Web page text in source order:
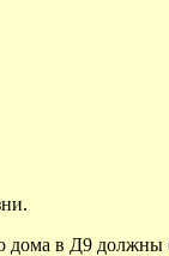
дома в Д9